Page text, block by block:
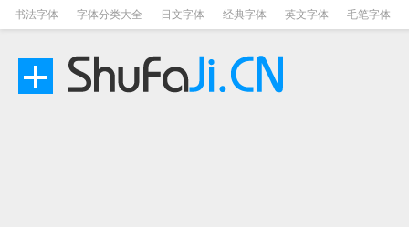
书法字体 字体分类大全 日文字体 经典字体 英文字体 毛笔字体